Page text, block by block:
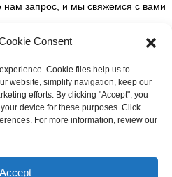
с нами прямо сейчас
нам запрос, и мы свяжемся с вами
СЕЙЧАС
СОЦИАЛЬНЫХ СЕТЯХ
Consent
Cookie files help us to
website, simplify navigation, keep our
efforts. By clicking "Accept", you
device for these purposes. Click
For more information, review our
Accept